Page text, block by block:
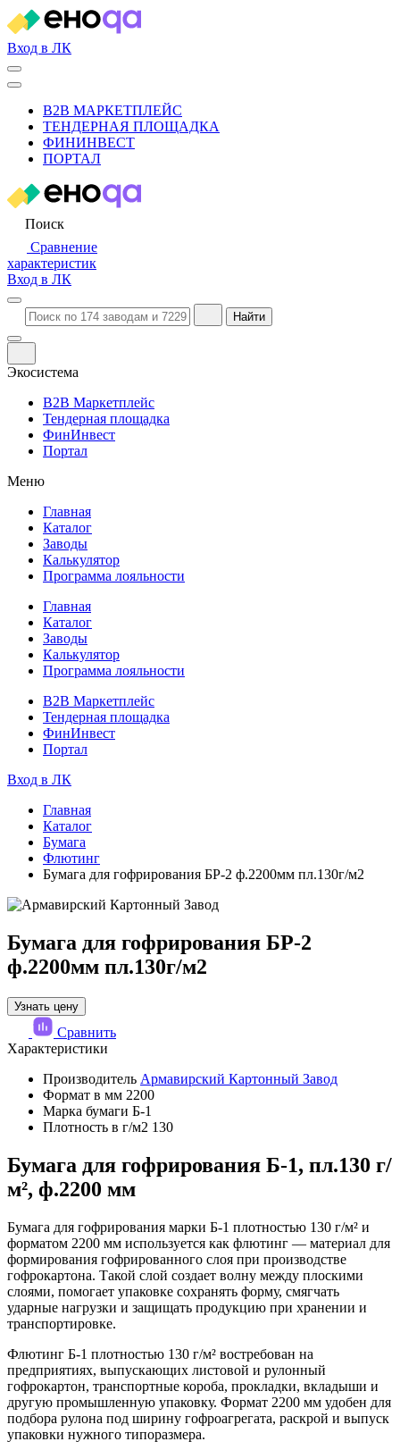
Вход в ЛК
B2B МАРКЕТПЛЕЙС
ТЕНДЕРНАЯ ПЛОЩАДКА
ФИНИНВЕСТ
ПОРТАЛ
Поиск
Сравнение
характеристик
Вход в ЛК
Найти
Экосистема
B2B Маркетплейс
Тендерная площадка
ФинИнвест
Портал
Меню
Главная
Каталог
Заводы
Калькулятор
Программа лояльности
Главная
Каталог
Заводы
Калькулятор
Программа лояльности
B2B Маркетплейс
Тендерная площадка
ФинИнвест
Портал
Вход в ЛК
Главная
Каталог
Бумага
Флютинг
Бумага для гофрирования БР-2 ф.2200мм пл.130г/м2
Бумага для гофрирования БР-2
ф.2200мм пл.130г/м2
Узнать цену
Сравнить
Характеристики
Производитель Армавирский Картонный Завод
Формат в мм 2200
Марка бумаги Б-1
Плотность в г/м2 130
Бумага для гофрирования Б-1, пл.130 г/
м², ф.2200 мм
Бумага для гофрирования марки Б-1 плотностью 130 г/м² и
форматом 2200 мм используется как флютинг — материал для
формирования гофрированного слоя при производстве
гофрокартона. Такой слой создает волну между плоскими
слоями, помогает упаковке сохранять форму, смягчать
ударные нагрузки и защищать продукцию при хранении и
транспортировке.
Флютинг Б-1 плотностью 130 г/м² востребован на
предприятиях, выпускающих листовой и рулонный
гофрокартон, транспортные короба, прокладки, вкладыши и
другую промышленную упаковку. Формат 2200 мм удобен для
подбора рулона под ширину гофроагрегата, раскрой и выпуск
упаковки нужного типоразмера.